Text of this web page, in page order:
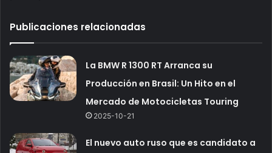
Publicaciones relacionadas
La BMW R 1300 RT Arranca su
Producción en Brasil: Un Hito en el
Mercado de Motocicletas Touring
2025-10-21
El nuevo auto ruso que es candidato a